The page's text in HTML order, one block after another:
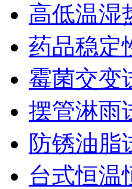
高低温湿
药品稳定
霉菌交变
摆管淋雨
防锈油脂
台式恒温